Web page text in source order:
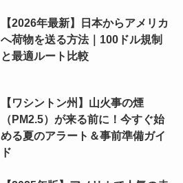
【2026年最新】日本からアメリカ
へ荷物を送る方法｜100ドル規制
と最適ルート比較
【ワシントン州】山火事の煙
（PM2.5）が来る前に！今すぐ始
める夏のアラート＆事前準備ガイ
ド